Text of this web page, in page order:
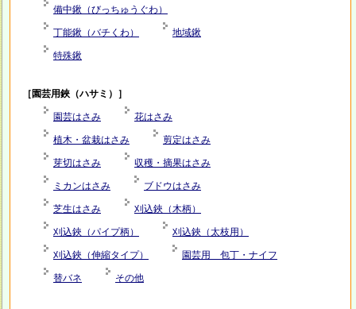
備中鍬（びっちゅうぐわ）
丁能鍬（バチくわ） 地域鍬
特殊鍬
［園芸用鋏（ハサミ）］
園芸はさみ 花はさみ
植木・盆栽はさみ 剪定はさみ
芽切はさみ 収穫・摘果はさみ
ミカンはさみ ブドウはさみ
芝生はさみ 刈込鋏（木柄）
刈込鋏（パイプ柄） 刈込鋏（太枝用）
刈込鋏（伸縮タイプ） 園芸用 包丁・ナイフ
替バネ その他